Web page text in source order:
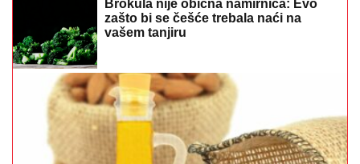
Brokula nije obična namirnica: Evo
zašto bi se češće trebala naći na
vašem tanjiru